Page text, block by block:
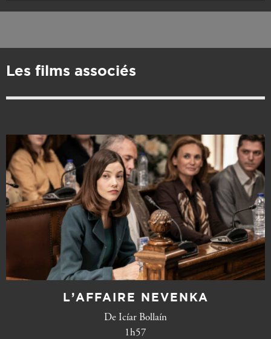
Les films associés
L’AFFAIRE NEVENKA
De Icíar Bollaín
1h57